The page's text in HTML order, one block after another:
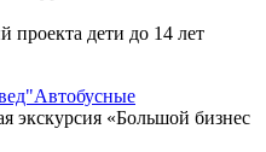
проекта дети до 14 лет
Автобусные
экскурсия «Большой бизнес